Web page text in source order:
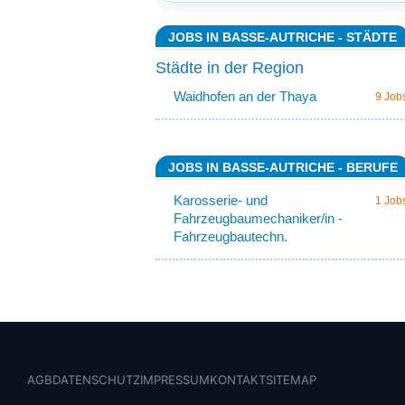
JOBS IN BASSE-AUTRICHE - STÄDTE
Städte in der Region
Waidhofen an der Thaya 9
JOBS IN BASSE-AUTRICHE - BERUFE
Karosserie- und
Fahrzeugbaumechaniker/in -
Fahrzeugbautechn.
1
AGBDATENSCHUTZIMPRESSUMKONTAKTSITEMAP